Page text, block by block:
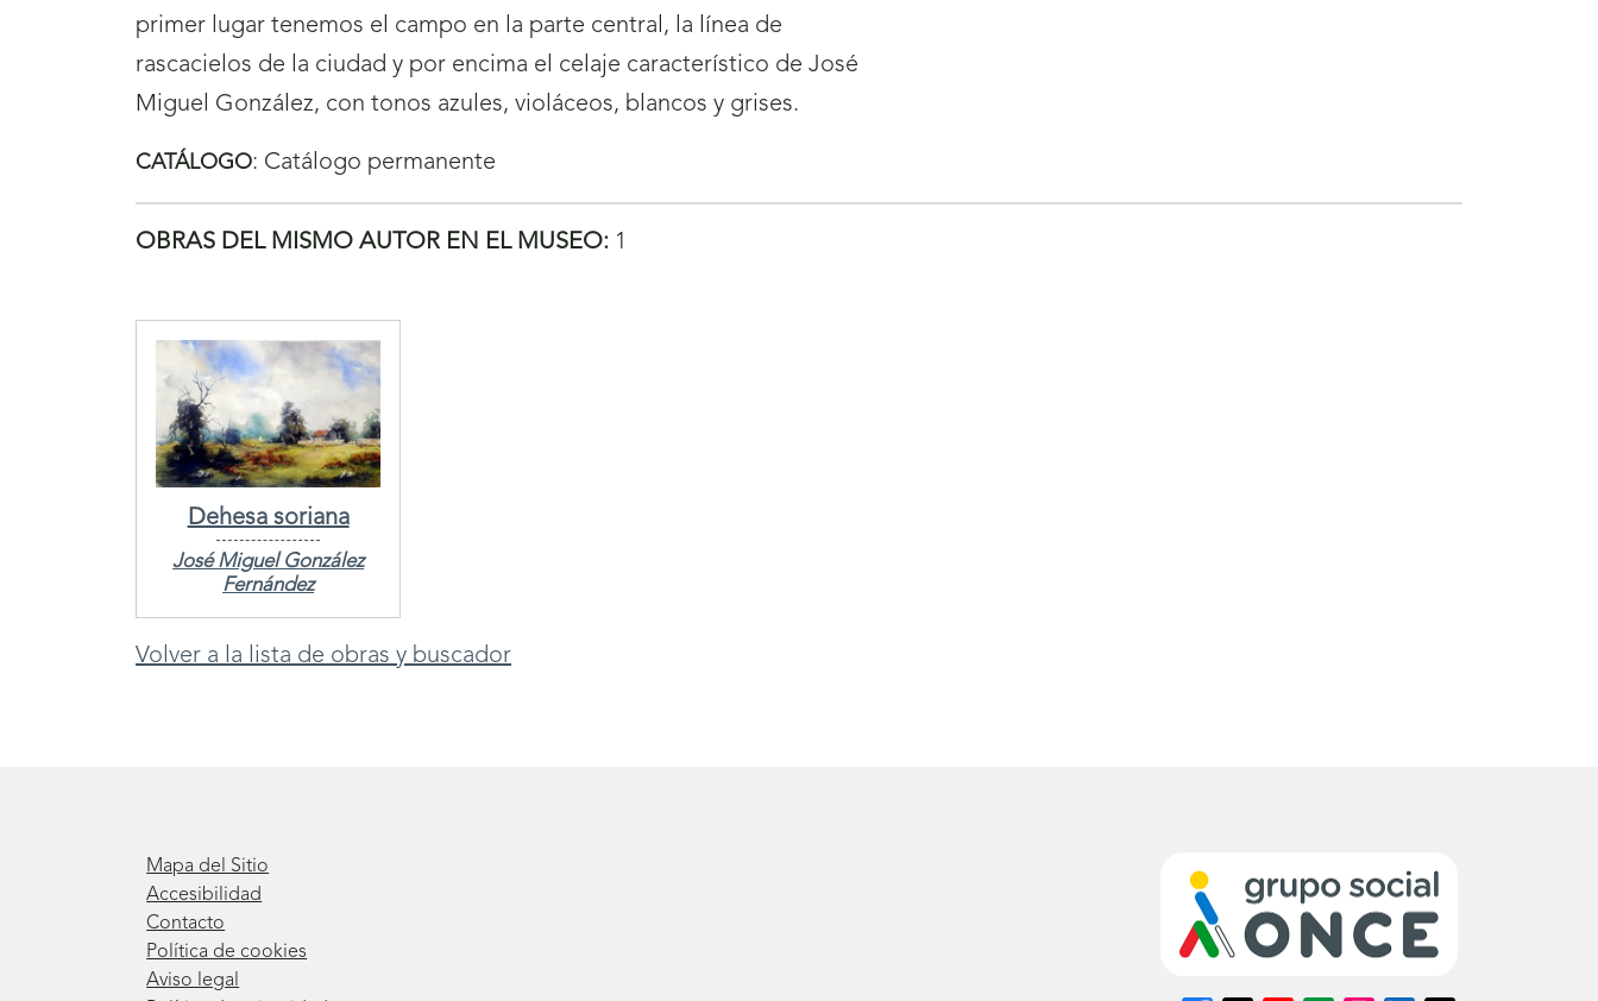
primer lugar tenemos el campo en la parte central, la línea de
rascacielos de la ciudad y por encima el celaje característico de José
Miguel González, con tonos azules, violáceos, blancos y grises.
CATÁLOGO: Catálogo permanente
OBRAS DEL MISMO AUTOR EN EL MUSEO: 1
Dehesa soriana
José Miguel González
Fernández
Volver a la lista de obras y buscador
Mapa del Sitio
Accesibilidad
Contacto
Política de cookies
Aviso legal